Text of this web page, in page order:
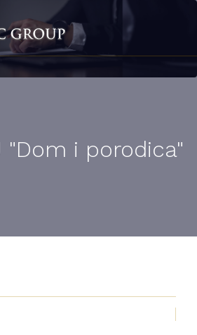
"Dom i porodica"